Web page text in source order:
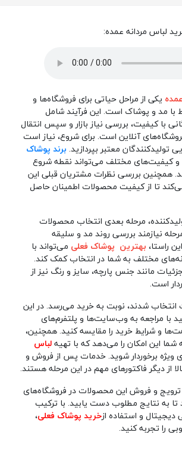
لباس مردانه عمده:
یکی از مراحل حیاتی برای فروشگاه‌ها و
با مد و پوشاک است. این فرآیند شامل
با کیفیت، بررسی نیاز بازار و سپس انتقال
آنلاین است. برای شروع، نیاز است
تولیدکنندگان معتبر بپردازید. برند پوشاک
و کیفیت‌های مختلف می‌تواند نقطه شروع
همچنین بررسی نظرات مشتریان قبلی این
تا از کیفیت محصولات اطمینان حاصل
مرحله بعدی انتخاب محصولات
نیازمند بررسی روند مد و سلیقه
راستا، بهترین پوشاک فعلی می‌تواند با
مختلف به شما در انتخاب کمک کند.
مانند جنس پارچه، سایز و رنگ نیز از
است.
شدند، نوبت به خرید می‌رسد. در این
با مراجعه به وب‌سایت‌ها و پلتفرم‌های
و شرایط خرید را مقایسه کنید. همچنین،
شما این امکان را می‌دهد که با تهیهلباس
ویژه برخوردار شوید. خدمات پس از فروش و
از دیگر فاکتورهای مهم در این مرحله هستند.
ترویج و فروش این محصولات در فروشگاه‌های
به نتایج مطلوب دست یابید. با ترکیب
دیجیتال و استفاده ازخرید پوشاک فعلی،
را تجربه کنید.